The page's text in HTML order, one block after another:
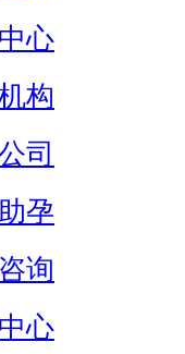
心
构
司
孕
询
心